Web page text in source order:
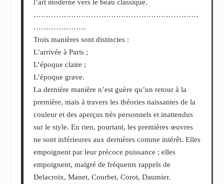
l’art moderne vers le beau classique.
…………………………………………………………
…………………
Trois manières sont distinctes :
L’arrivée à Paris ;
L’époque claire ;
L’époque grave.
La dernière manière n’est guère qu’un retour à la
première, mais à travers les théories naissantes de la
couleur et des aperçus très personnels et inattendus
sur le style. En rien, pourtant, les premières œuvres
ne sont inférieures aux dernières comme intérêt. Elles
empoignent par leur précoce puissance ; elles
empoignent, malgré de fréquents rappels de
Delacroix, Manet, Courbet, Corot, Daumier.